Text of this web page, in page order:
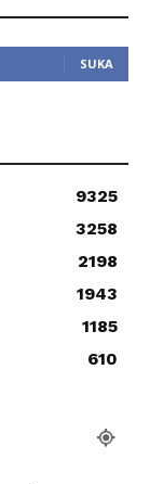
SUKA
9325
3258
2198
1943
1185
610